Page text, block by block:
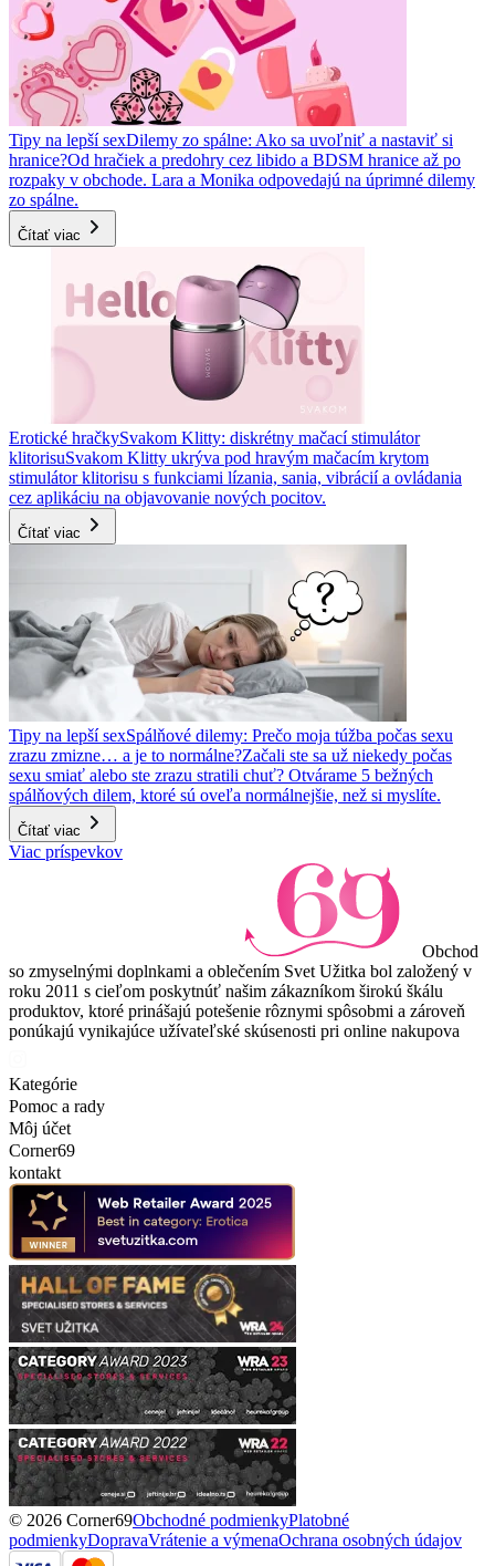
Tipy na lepší sexDilemy zo spálne: Ako sa uvoľniť a nastaviť si
hranice?Od hračiek a predohry cez libido a BDSM hranice až po
rozpaky v obchode. Lara a Monika odpovedajú na úprimné dilemy
zo spálne.
Čítať viac
Erotické hračkySvakom Klitty: diskrétny mačací stimulátor
klitorisuSvakom Klitty ukrýva pod hravým mačacím krytom
stimulátor klitorisu s funkciami lízania, sania, vibrácií a ovládania
cez aplikáciu na objavovanie nových pocitov.
Čítať viac
Tipy na lepší sexSpálňové dilemy: Prečo moja túžba počas sexu
zrazu zmizne… a je to normálne?Začali ste sa už niekedy počas
sexu smiať alebo ste zrazu stratili chuť? Otvárame 5 bežných
spálňových dilem, ktoré sú oveľa normálnejšie, než si myslíte.
Čítať viac
Viac príspevkov
Obchod
so zmyselnými doplnkami a oblečením Svet Užitka bol založený v
roku 2011 s cieľom poskytnúť našim zákazníkom širokú škálu
produktov, ktoré prinášajú potešenie rôznymi spôsobmi a zároveň
ponúkajú vynikajúce užívateľské skúsenosti pri online nakupova
Kategórie
Pomoc a rady
Môj účet
Corner69
kontakt
© 2026 Corner69Obchodné podmienkyPlatobné
podmienkyDopravaVrátenie a výmenaOchrana osobných údajov